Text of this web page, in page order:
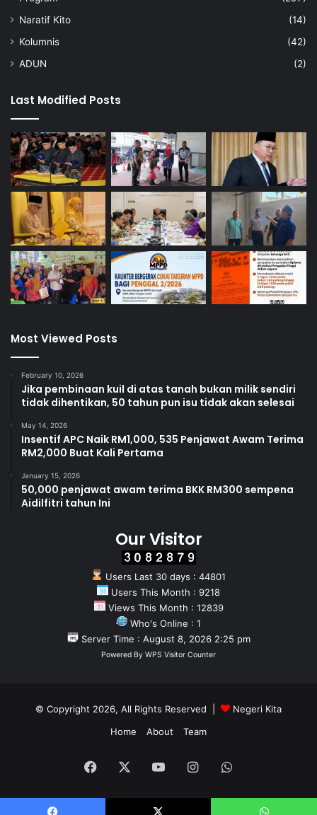
j
a Naratif Kito
(14)
Kolumnis
(42)
ADUN
(2)
Last Modified Posts
Most Viewed Posts
February 10, 2026
Jika pembinaan kuil di atas tanah bukan milik sendiri
tidak dihentikan, 50 tahun pun isu tidak akan selesai
May 14, 2026
Insentif APC Naik RM1,000, 535 Penjawat Awam Terima
RM2,000 Buat Kali Pertama
January 15, 2026
50,000 penjawat awam terima BKK RM300 sempena
Aidilfitri tahun Ini
Our Visitor
Users Last 30 days : 44801
Users This Month : 9218
Views This Month : 12839
Who's Online : 1
Server Time : August 8, 2026 2:25 pm
Powered By WPS Visitor Counter
© Copyright 2026, All Rights Reserved |
Negeri Kita
Home
About Team
Facebook YouTubeInstagramWhatsApp